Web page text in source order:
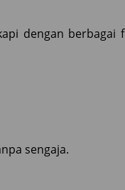
dengan berbagai
sengaja.